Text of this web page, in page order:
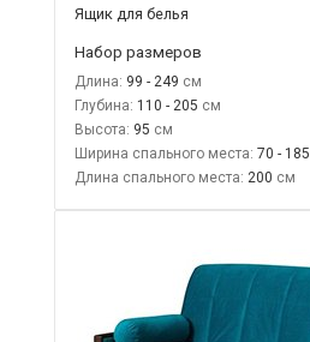
Ящик для белья
Набор размеров
Длина: 99 - 249
Глубина: 110 - 205
Высота: 95
Ширина спального места: 70 - 185
Длина спального места: 200